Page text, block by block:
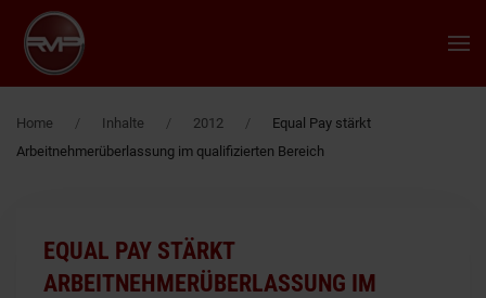
Zum Hauptinhalt springen
Home Inhalte 2012
Equal Pay stärkt
Arbeitnehmerüberlassung im qualifizierten Bereich
EQUAL PAY STÄRKT
ARBEITNEHMERÜBERLASSUNG IM